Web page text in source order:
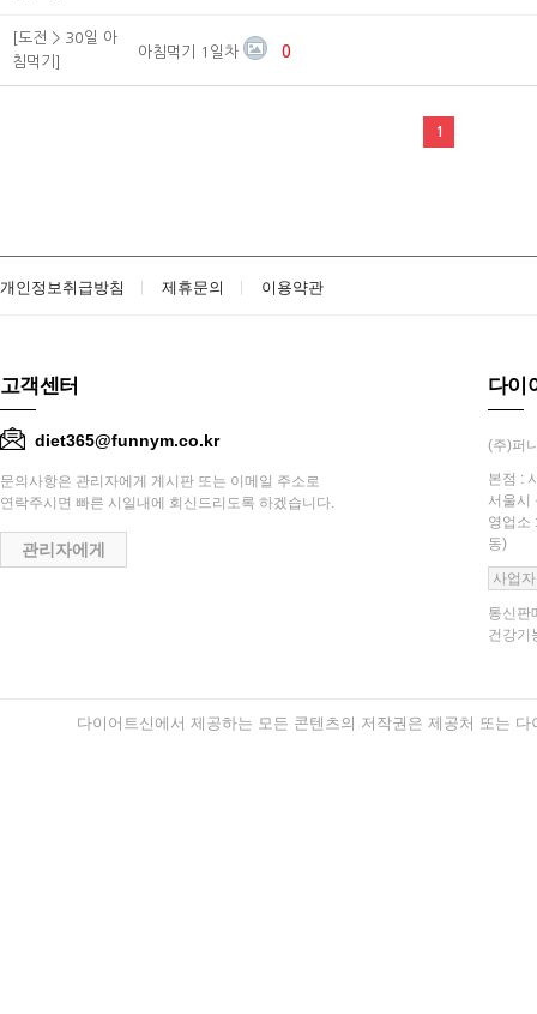
[도전 > 30일 아
침먹기]
아침먹기 1일차 0
1
개인정보취급방침 제휴문의 이용약관
고객센터
diet365@funnym.co.kr
문의사항은 관리자에게 게시판 또는 이메일 주소로
연락주시면 빠른 시일내에 회신드리도록 하겠습니다.
관리자에게
다이
(주)퍼
본점 :
서울시
영업소
동)
사업
통신판
건강기
다이어트신에서 제공하는 모든 콘텐츠의 저작권은 제공처 또는